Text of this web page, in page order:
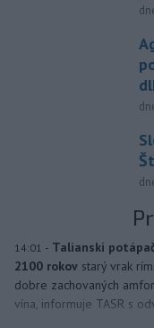
14:01 - Talianski
2100 rokov starý vrak
dobre zachovaných
vína, informuje TASR s